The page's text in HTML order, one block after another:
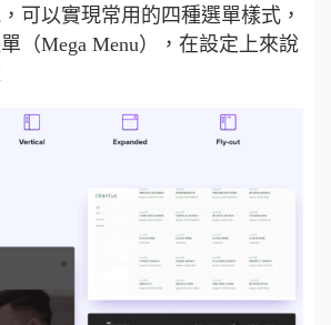
可以實現常用的四種選單樣式，
（Mega Menu），在設定上來說